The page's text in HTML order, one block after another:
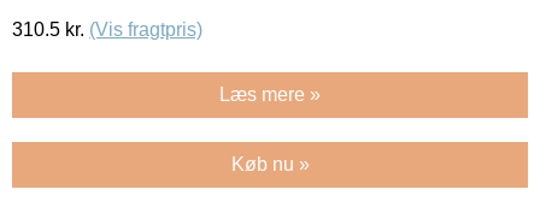
310.5 kr. (Vis fragtpris)
Læs mere »
Køb nu »